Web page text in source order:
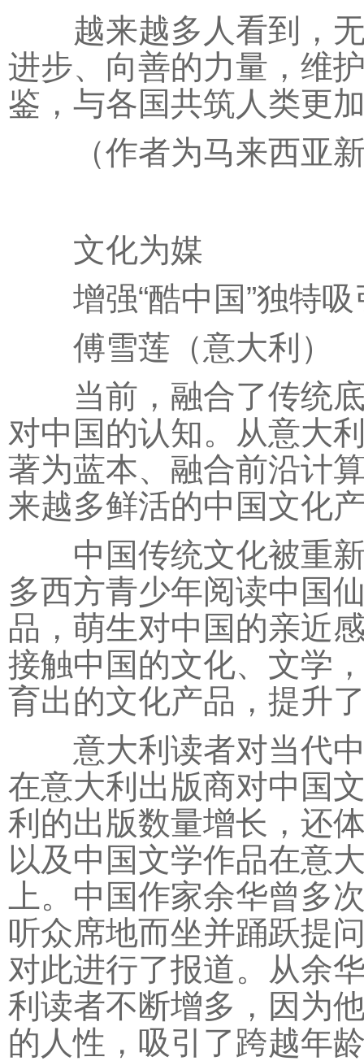
越来越多人看到，无
进步、向善的力量，维
鉴，与各国共筑人类更
（作者为马来西亚新
文化为媒
增强“酷中国”独特吸
傅雪莲（意大利）
当前，融合了传统底
对中国的认知。从意大
著为蓝本、融合前沿计
来越多鲜活的中国文化
中国传统文化被重新
多西方青少年阅读中国
品，萌生对中国的亲近
接触中国的文化、文学
育出的文化产品，提升
意大利读者对当代中
在意大利出版商对中国
利的出版数量增长，还
以及中国文学作品在意
上。中国作家余华曾多
听众席地而坐并踊跃提
对此进行了报道。从余
利读者不断增多，因为
的人性，吸引了跨越年